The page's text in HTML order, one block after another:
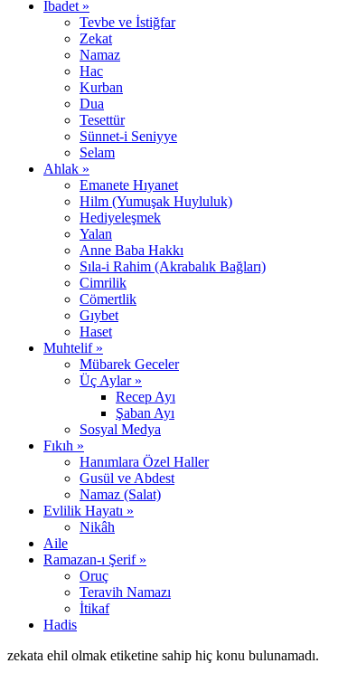
İbadet »
Tevbe ve İstiğfar
Zekat
Namaz
Hac
Kurban
Dua
Tesettür
Sünnet-i Seniyye
Selam
Ahlak »
Emanete Hıyanet
Hilm (Yumuşak Huyluluk)
Hediyeleşmek
Yalan
Anne Baba Hakkı
Sıla-i Rahim (Akrabalık Bağları)
Cimrilik
Cömertlik
Gıybet
Haset
Muhtelif »
Mübarek Geceler
Üç Aylar »
Recep Ayı
Şaban Ayı
Sosyal Medya
Fıkıh »
Hanımlara Özel Haller
Gusül ve Abdest
Namaz (Salat)
Evlilik Hayatı »
Nikâh
Aile
Ramazan-ı Şerif »
Oruç
Teravih Namazı
İtikaf
Hadis
zekata ehil olmak etiketine sahip hiç konu bulunamadı.